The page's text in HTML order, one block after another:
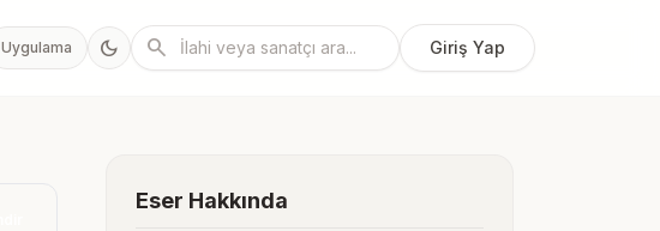
Uygulama dark_mode search Giriş Yap
Eser Hakkında